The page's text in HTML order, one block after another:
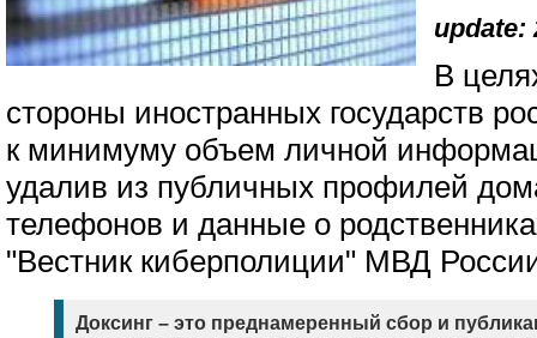
update:
В
стороны иностранных государств
к минимуму объем личной
удалив из публичных профилей
телефонов и данные о
"Вестник киберполиции" МВД
Доксинг – это преднамеренный сбор и